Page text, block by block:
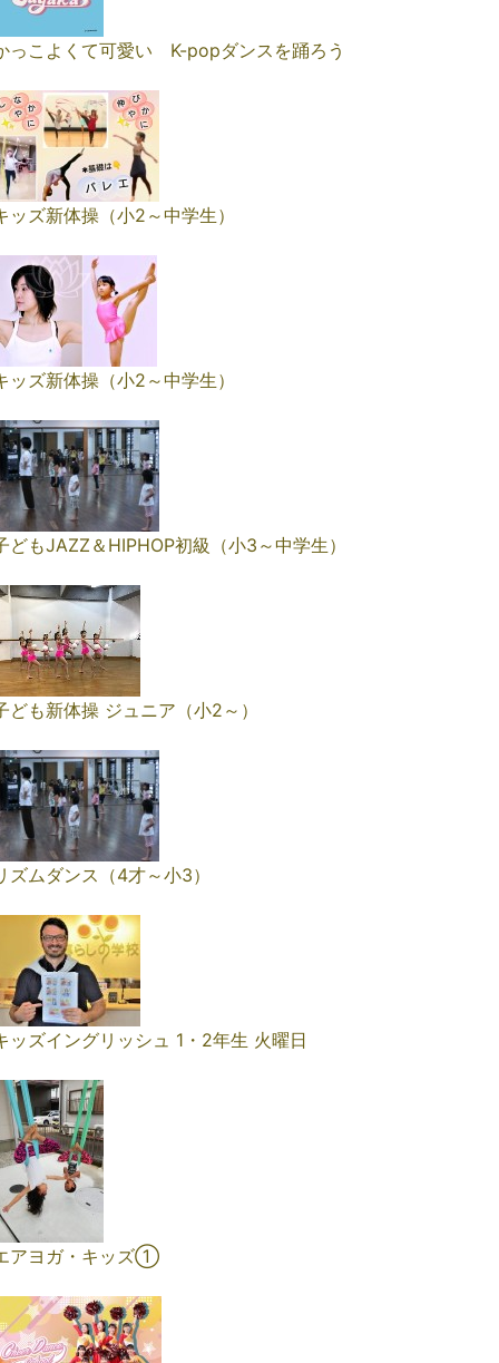
っこよくて可愛い K-popダンスを踊ろう
ッズ新体操（小2～中学生）
ッズ新体操（小2～中学生）
どもJAZZ＆HIPHOP初級（小3～中学生）
ども新体操 ジュニア（小2～）
ズムダンス（4才～小3）
ッズイングリッシュ 1・2年生 火曜日
アヨガ・キッズ①